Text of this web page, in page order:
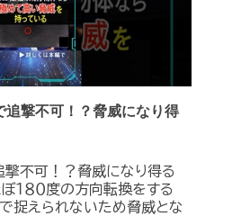
追撃不可！？脅威になり得
撃不可！？脅威になり得る
１８０度の方向転換をする
捉えられないため脅威とな